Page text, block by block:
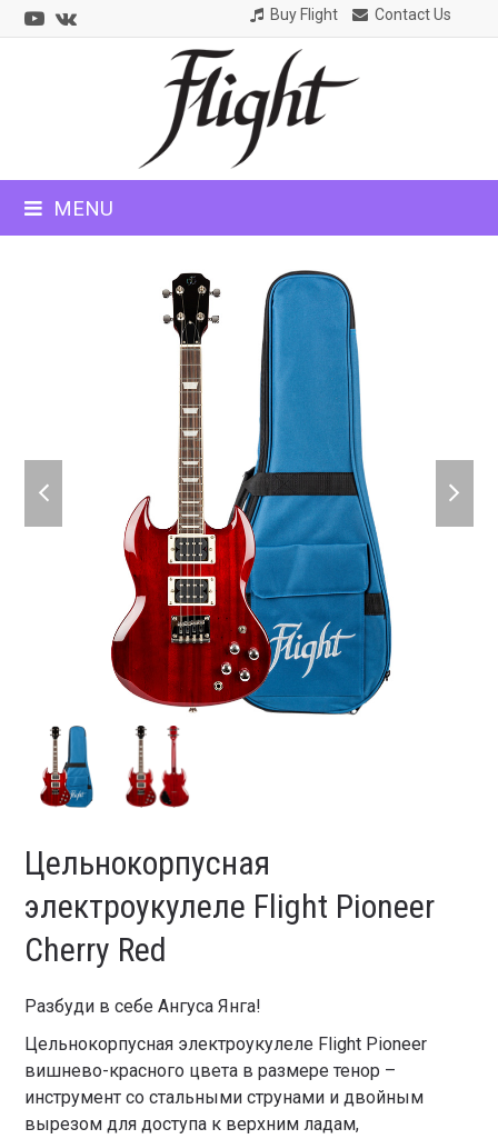
Youtube
VK Buy Flight Contact Us
MENU
slide
slide
Цельнокорпусная
электроукулеле Flight Pioneer
Cherry Red
Разбуди в себе Ангуса Янга!
Цельнокорпусная электроукулеле Flight Pioneer
вишнево-красного цвета в размере тенор –
инструмент со стальными струнами и двойным
вырезом для доступа к верхним ладам,